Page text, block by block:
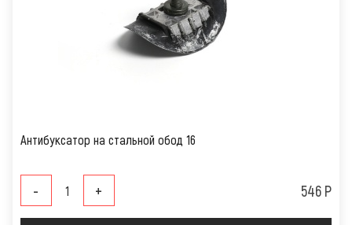
Антибуксатор на стальной обод 16
- + 546 Р